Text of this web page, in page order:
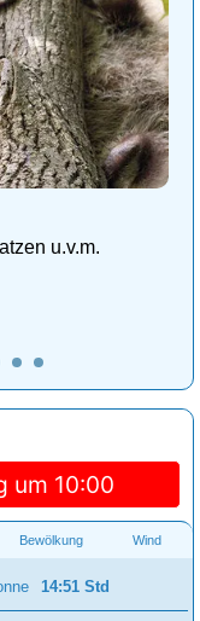
u.v.m.
um 10:00
Bewölkung Wind
14:51 Std